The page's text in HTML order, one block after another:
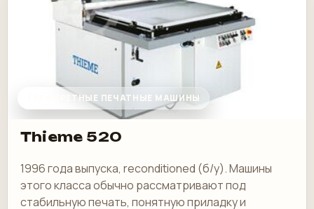
ТРАФАРЕТНЫЕ ПЕЧАТНЫЕ МАШИНЫ
Thieme 520
1996 года выпуска, reconditioned (б/у). Машины
этого класса обычно рассматривают под
стабильную печать, понятную приладку и